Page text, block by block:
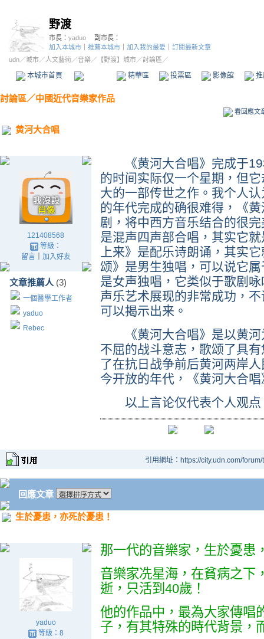
野渡
市長： yaduo
副市長：
加入本城市
推薦本城市 加入我的最愛
訂閱最新文章
udn／城市／人文藝術／音樂／ 【野渡】城市／討論區／
本城市首頁 精華區 投票區 影像館
討論區／中國近代音樂家作品
看回應文
黄河大合唱
121408568
等級：
留言｜ 加入好友
文章推薦人 (3)
一個醫學工作者
yaduo
Rebec
《黄河大合唱》完成于
的时间实际仅一个星期，但
大的一部传世之作。我个人
的年代完成的确很难得，《
剧，将中西方音乐结合的很
是混声四声部合唱，其实它
上来》是配乐诗朗诵，其实
颂》是男生独唱，可以说它
是女声独唱，它类似于歌剧
声乐艺术展现的非常成功，
可以揭示出来。
《黄河大合唱》是以黄河
不屈的战斗意志，歌颂了具
了在抗日战争前后黄河两岸
今开放的年代，《黄河大合
以上言论仅代表个人观点
引用網址：https://city.udn.com/
回應文章
生於憂患，亦死於憂患！
yaduo
等級：8
那一代的音樂家，生於憂患
音樂家冼星海，在貧病之下
逝，只活到40歲！
他的作品中，最為大家傳唱
子，有其特殊的時代背景，